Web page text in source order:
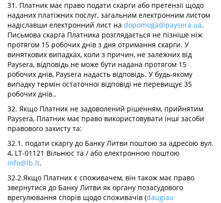
31. Платник має право подати скарги або претензії щодо
наданих платіжних послуг, загальним електронним листом
надіславши електронний лист на dopomoga@paysera.ua.
Письмова скарга Платника розглядається не пізніше ніж
протягом 15 робочих днів з дня отримання скарги. У
виняткових випадках, коли з причин, не залежних від
Paysera, відповідь не може бути надана протягом 15
робочих днів, Paysera надасть відповідь. У будь-якому
випадку термін остаточної відповіді не перевищує 35
робочих днів..
32. Якщо Платник не задоволений рішенням, прийнятим
Paysera, Платник має право використовувати інші засоби
правового захисту та:
32.1. подати скаргу до Банку Литви поштою за адресою вул.
4, LT-01121 Вільнюс та / або електронною поштою
info@lb.lt.
32.2.Якщо Платник є споживачем, він також має право
звернутися до Банку Литви як органу позасудового
врегулювання спорів щодо споживачів (daugiau